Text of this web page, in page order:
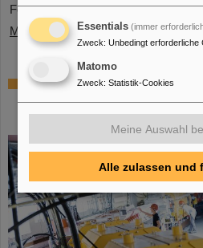
Forschungseinrichtung…
Mehr »
Gemeinsam für die
und GSI/FAIR
Schwerionentherapie
Essentials (immer
Zweck: Unbedingt erforderliche
Matomo
Zweck: Statistik-Cookies
Meine Auswahl
Alle zulassen und